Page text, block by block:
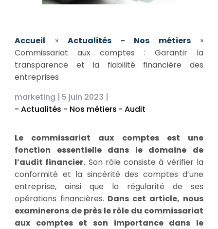
Accueil » Actualités - Nos métiers»
Commissariat aux comptes : Garantir la
transparence et la fiabilité financière des
entreprises
marketing | 5 juin 2023 |
- Actualités - Nos métiers - Audit
Le commissariat aux comptes est une
fonction essentielle dans le domaine de
l’audit financier. Son rôle consiste à vérifier la
conformité et la sincérité des comptes d’une
entreprise, ainsi que la régularité de ses
opérations financières. Dans cet article, nous
examinerons de près le rôle du commissariat
aux comptes et son importance dans le